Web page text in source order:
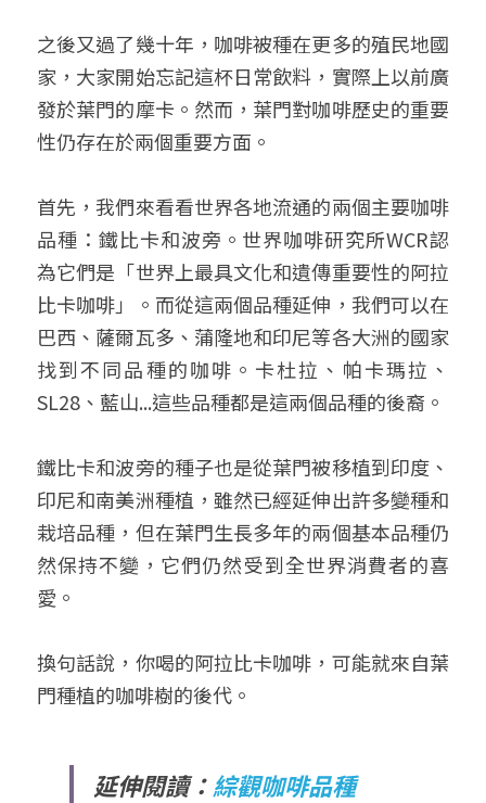
之後又過了幾十年，咖啡被種在更多的殖民地國
家，大家開始忘記這杯日常飲料，實際上以前廣
發於葉門的摩卡。然而，葉門對咖啡歷史的重要
性仍存在於兩個重要方面。
首先，我們來看看世界各地流通的兩個主要咖啡
品種：鐵比卡和波旁。世界咖啡研究所WCR認
為它們是「世界上最具文化和遺傳重要性的阿拉
比卡咖啡」。而從這兩個品種延伸，我們可以在
巴西、薩爾瓦多、蒲隆地和印尼等各大洲的國家
找到不同品種的咖啡。卡杜拉、帕卡瑪拉、
SL28、藍山...這些品種都是這兩個品種的後裔。
鐵比卡和波旁的種子也是從葉門被移植到印度、
印尼和南美洲種植，雖然已經延伸出許多變種和
栽培品種，但在葉門生長多年的兩個基本品種仍
然保持不變，它們仍然受到全世界消費者的喜
愛。
換句話說，你喝的阿拉比卡咖啡，可能就來自葉
門種植的咖啡樹的後代。
延伸閱讀：綜觀咖啡品種